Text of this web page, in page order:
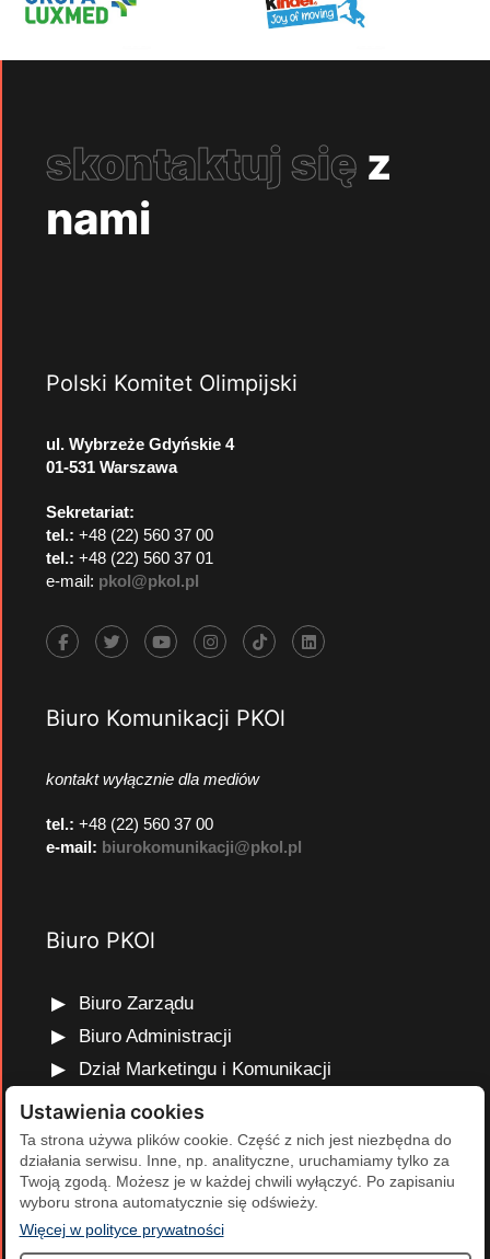
skontaktuj się z
nami
Polski Komitet Olimpijski
ul. Wybrzeże Gdyńskie 4
01-531 Warszawa
Sekretariat:
tel.: +48 (22) 560 37 00
tel.: +48 (22) 560 37 01
e-mail: pkol@pkol.pl
Biuro Komunikacji PKOl
kontakt wyłącznie dla mediów
tel.: +48 (22) 560 37 00
e-mail: biurokomunikacji@pkol.pl
Biuro PKOl
Biuro Zarządu
Biuro Administracji
Dział Marketingu i Komunikacji
Dział Edukacji Olimpijskiej
Dział Finansów i Kadr
Dział Projektów Olimpijskich
Dział Programów Rozwojowych
Ustawienia cookies
Ta strona używa plików cookie. Część z nich jest niezbędna do
działania serwisu. Inne, np. analityczne, uruchamiamy tylko za
Twoją zgodą. Możesz je w każdej chwili wyłączyć. Po zapisaniu
wyboru strona automatycznie się odświeży.
Więcej w polityce prywatności(otwiera się w nowej karcie)